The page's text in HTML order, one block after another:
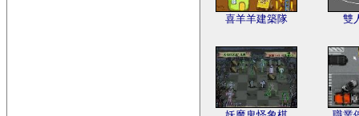
喜羊羊建築隊 雙